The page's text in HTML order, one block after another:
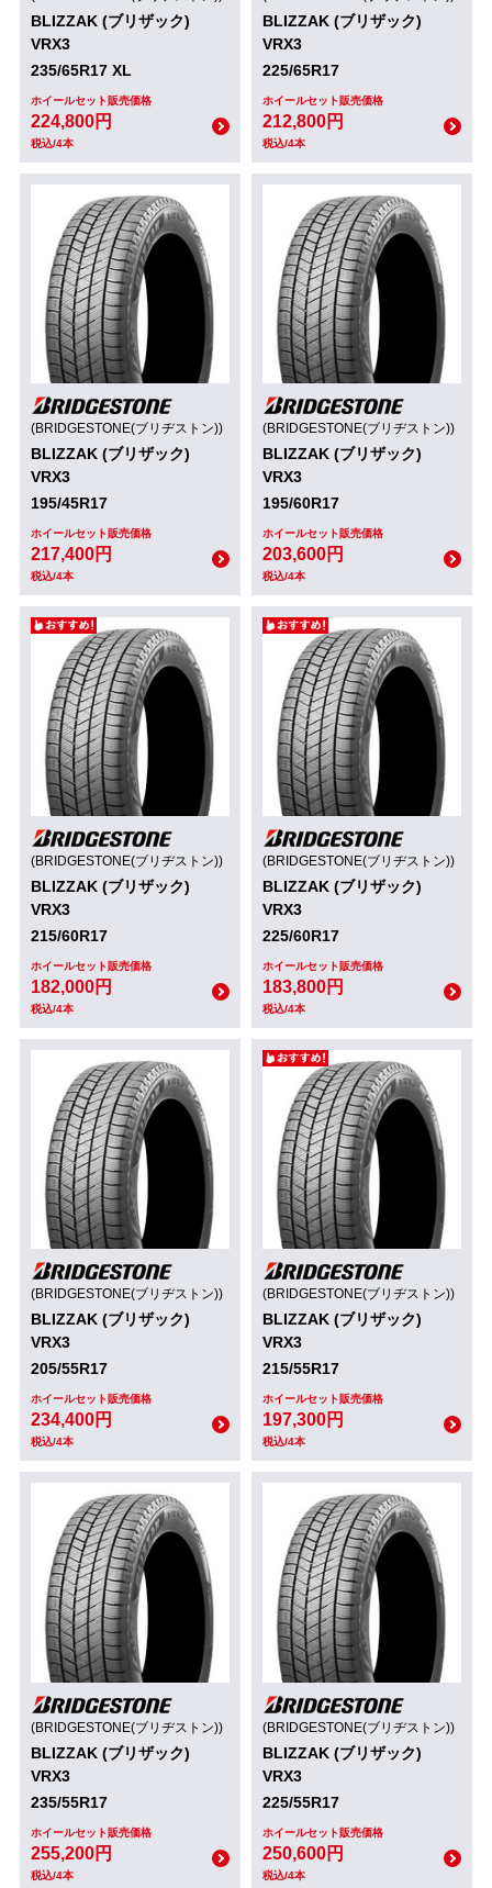
BLIZZAK (ブリザック)
VRX3
235/65R17 XL
ホイールセット販売価格
224,800円
税込/4本
BLIZZAK (ブリザック)
VRX3
225/65R17
ホイールセット販売価格
212,800円
税込/4本
(BRIDGESTONE(ブリヂストン))
BLIZZAK (ブリザック)
VRX3
195/45R17
ホイールセット販売価格
217,400円
税込/4本
(BRIDGESTONE(ブリヂストン))
BLIZZAK (ブリザック)
VRX3
195/60R17
ホイールセット販売価格
203,600円
税込/4本
(BRIDGESTONE(ブリヂストン))
BLIZZAK (ブリザック)
VRX3
215/60R17
ホイールセット販売価格
182,000円
税込/4本
(BRIDGESTONE(ブリヂストン))
BLIZZAK (ブリザック)
VRX3
225/60R17
ホイールセット販売価格
183,800円
税込/4本
(BRIDGESTONE(ブリヂストン))
BLIZZAK (ブリザック)
VRX3
205/55R17
ホイールセット販売価格
234,400円
税込/4本
(BRIDGESTONE(ブリヂストン))
BLIZZAK (ブリザック)
VRX3
215/55R17
ホイールセット販売価格
197,300円
税込/4本
(BRIDGESTONE(ブリヂストン))
BLIZZAK (ブリザック)
VRX3
235/55R17
ホイールセット販売価格
255,200円
税込/4本
(BRIDGESTONE(ブリヂストン))
BLIZZAK (ブリザック)
VRX3
225/55R17
ホイールセット販売価格
250,600円
税込/4本